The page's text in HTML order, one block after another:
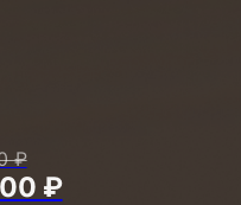
₽
₽